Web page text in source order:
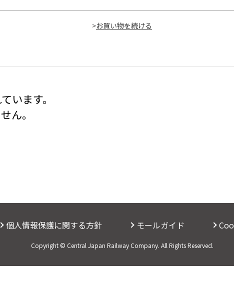
>
います。
ん。
個人情報保護に関する方針 モールガイド
Copyright © Central Japan Railway Company. All Rights Reserved.